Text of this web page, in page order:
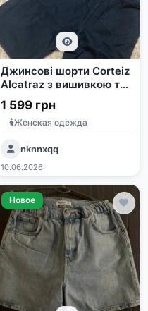
Джинсові шорти Corteiz
Alcatraz з вишивкою та
п'ятикутною зіркою
1 599 грн
Женская одежда
nknnxqq
10.06.2026
Новое